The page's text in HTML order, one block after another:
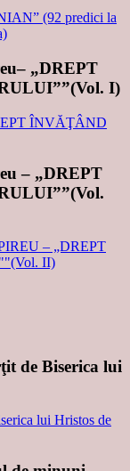
„DREPT
I)
– „DREPT
de Biserica lui